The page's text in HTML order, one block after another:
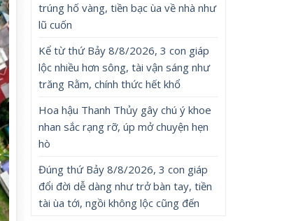
trúng hố vàng, tiền bạc ùa về nhà như
lũ cuốn
Kể từ thứ Bảy 8/8/2026, 3 con giáp
lộc nhiều hơn sông, tài vận sáng như
trăng Rằm, chính thức hết khổ
Hoa hậu Thanh Thủy gây chú ý khoe
nhan sắc rạng rỡ, úp mở chuyện hẹn
hò
Đúng thứ Bảy 8/8/2026, 3 con giáp
đổi đời dễ dàng như trở bàn tay, tiền
tài ùa tới, ngồi không lộc cũng đến